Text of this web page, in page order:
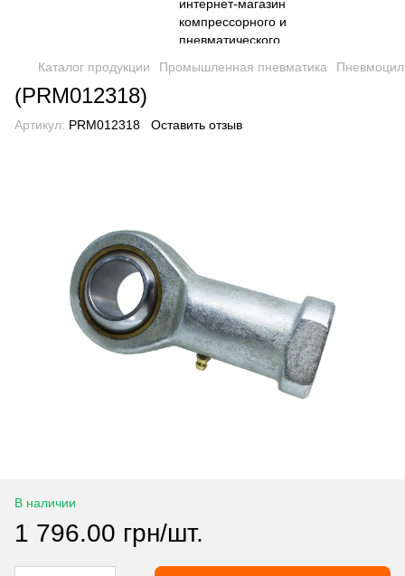
Каталог продукции Промышленная пневматика
(PRM012318)
Артикул: PRM012318 Оставить отзыв
В наличии
1 796.00 грн/шт.